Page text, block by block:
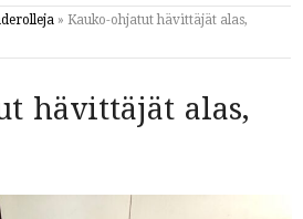
» Kauko-ohjatut hävittäjät alas,
hävittäjät alas,